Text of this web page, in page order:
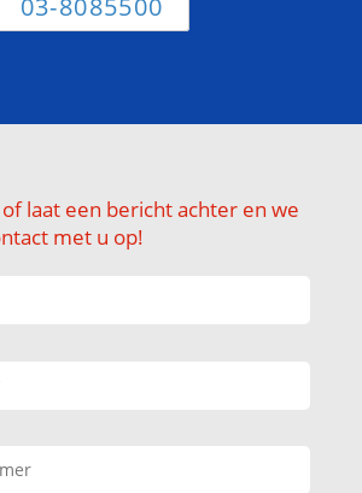
03-8085500
laat een bericht achter en we
met u op!